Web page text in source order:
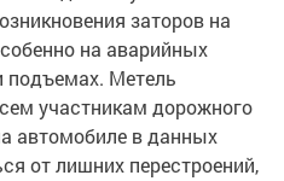
заторов на
на аварийных
подъемах. Метель
участникам дорожного
автомобиле в данных
от лишних перестроений,